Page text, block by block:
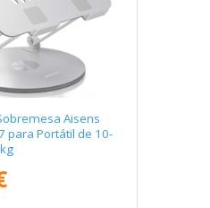
Aisens
para Portátil de 10-